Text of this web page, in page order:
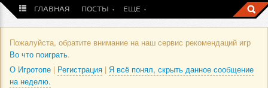
ГЛАВНАЯ ПОСТЫ ЕЩЕ
Пожалуйста, обратите внимание на наш сервис рекомендаций игр
Во что поиграть.
О Игротопе | Регистрация | Я всё понял, скрыть данное сообщение
на неделю.